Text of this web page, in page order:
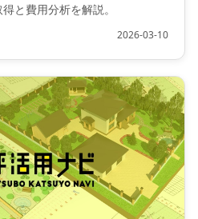
と費用分析を解説。
2026-03-10